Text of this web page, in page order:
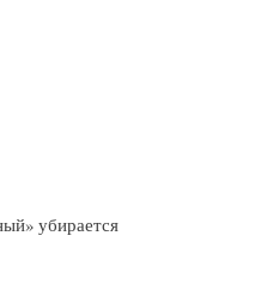
убирается